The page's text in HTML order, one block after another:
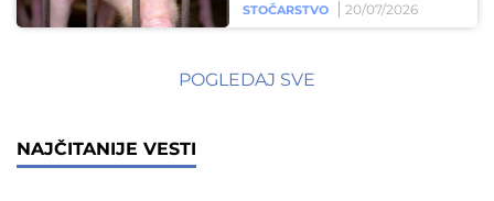
STOČARSTVO 20/07/2026
POGLEDAJ SVE
NAJČITANIJE VESTI